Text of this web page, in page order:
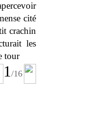
cité
crachin
les
tour
1 /16